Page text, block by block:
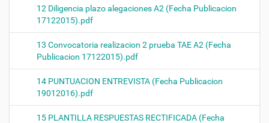
12 Diligencia plazo alegaciones A2 (Fecha Publicacion
17122015).pdf
13 Convocatoria realizacion 2 prueba TAE A2 (Fecha
Publicacion 17122015).pdf
14 PUNTUACION ENTREVISTA (Fecha Publicacion
19012016).pdf
15 PLANTILLA RESPUESTAS RECTIFICADA (Fecha